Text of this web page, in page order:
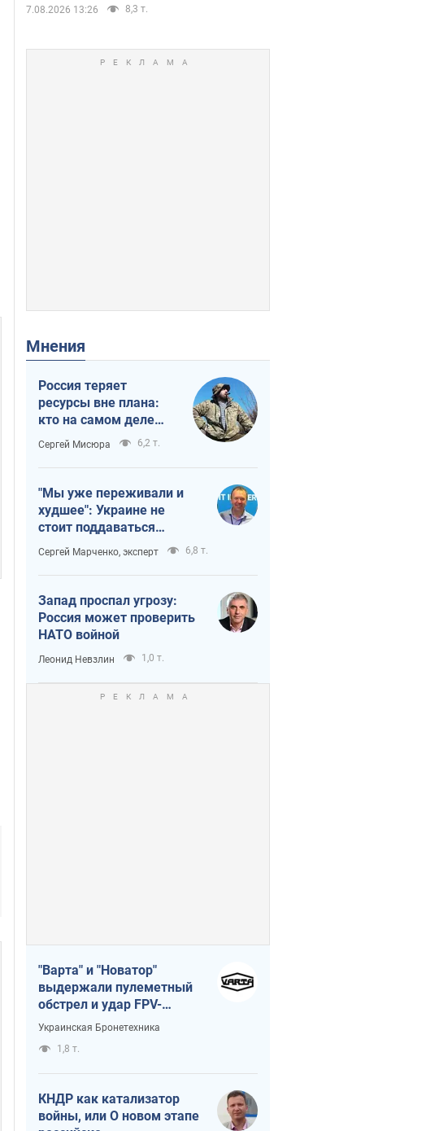
7.08.2026 13:26 8,3 т.
Мнения
Россия теряет
ресурсы вне плана:
кто на самом деле
диктует темп войны
Сергей Мисюра 6,2 т.
"Мы уже переживали и
худшее": Украине не
стоит поддаваться
отчаянию из-за
ракетного террора
Сергей Марченко, эксперт 6,8 т.
Запад проспал угрозу:
Россия может проверить
НАТО войной
Леонид Невзлин 1,0 т.
"Варта" и "Новатор"
выдержали пулеметный
обстрел и удар FPV-
дрона, сохранив жизнь
Украинская Бронетехника
1,8 т.
КНДР как катализатор
войны, или О новом этапе